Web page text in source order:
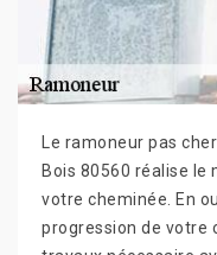
Le ramoneur pas
Bois 80560 réalise
votre cheminée. En
progression de votre